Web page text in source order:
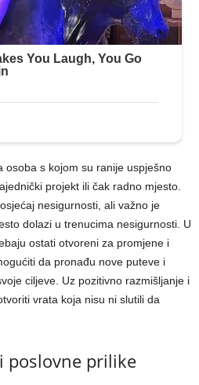
osoba s kojom su ranije uspješno
projekt ili čak radno mjesto.
nesigurnosti, ali važno je
dolazi u trenucima nesigurnosti. U
ostati otvoreni za promjene i
da pronađu nove puteve i
ciljeve. Uz pozitivno razmišljanje i
vrata koja nisu ni slutili da
poslovne prilike